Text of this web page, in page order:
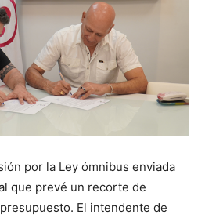
por la Ley ómnibus enviada
que prevé un recorte de
El intendente de